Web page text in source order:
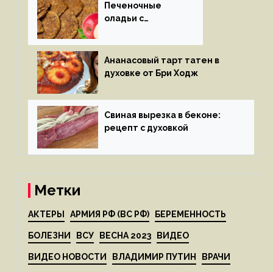
Печеночные
оладьи с
Ананасовый тарт татен в
духовке от Бри Ходж
Свиная вырезка в беконе:
рецепт с духовкой
Метки
АКТЕРЫ АРМИЯ РФ (ВС РФ) БЕРЕМЕННОСТЬ
БОЛЕЗНИ ВСУ ВЕСНА 2023 ВИДЕО
ВИДЕО НОВОСТИ ВЛАДИМИР ПУТИН ВРАЧИ